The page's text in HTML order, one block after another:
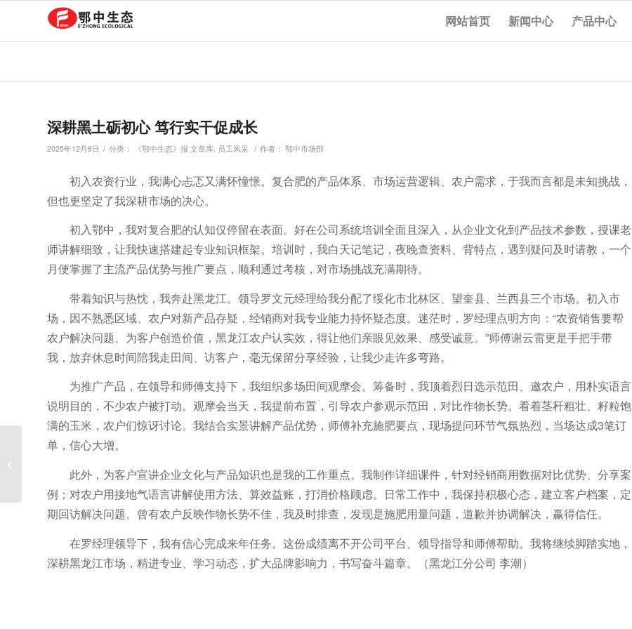
网站首页 新闻中心 产品中心
深耕黑土砺初心 笃行实干促成长
2025年12月8日 / 分类： 《鄂中生态》报 文章库, 员工风采 / 作者： 鄂中市场部
初入农资行业，我满心忐忑又满怀憧憬。复合肥的产品体系、市场运营逻辑、农户需求，于我而言都是未知挑战，
但也更坚定了我深耕市场的决心。
初入鄂中，我对复合肥的认知仅停留在表面。好在公司系统培训全面且深入，从企业文化到产品技术参数，授课老
师讲解细致，让我快速搭建起专业知识框架。培训时，我白天记笔记，夜晚查资料、背特点，遇到疑问及时请教，一个
月便掌握了主流产品优势与推广要点，顺利通过考核，对市场挑战充满期待。
带着知识与热忱，我奔赴黑龙江。领导罗文元经理给我分配了绥化市北林区、望奎县、兰西县三个市场。初入市
场，因不熟悉区域、农户对新产品存疑，经销商对我专业能力持怀疑态度。迷茫时，罗经理点明方向：“农资销售要帮
农户解决问题、为客户创造价值，黑龙江农户认实效，得让他们亲眼见效果、感受诚意。”师傅谢云雷更是手把手带
我，放弃休息时间陪我走田间、访客户，毫无保留分享经验，让我少走许多弯路。
为推广产品，在领导和师傅支持下，我组织多场田间观摩会。筹备时，我顶着烈日选示范田、邀农户，用朴实语言
说明目的，不少农户被打动。观摩会当天，我提前布置，引导农户参观示范田，对比作物长势。看着茎秆粗壮、籽粒饱
满的玉米，农户们惊讶讨论。我结合实景讲解产品优势，师傅补充施肥要点，现场提问环节气氛热烈，当场达成3笔订
单，信心大增。
此外，为客户宣讲企业文化与产品知识也是我的工作重点。我制作详细课件，针对经销商用数据对比优势、分享案
例；对农户用接地气语言讲解使用方法、算效益账，打消价格顾虑。日常工作中，我保持积极心态，建立客户档案，定
期回访解决问题。曾有农户反映作物长势不佳，我及时排查，发现是施肥用量问题，道歉并协调解决，赢得信任。
在罗经理领导下，我有信心完成来年任务。这份成绩离不开公司平台、领导指导和师傅帮助。我将继续脚踏实地，
深耕黑龙江市场，精进专业、学习动态，扩大品牌影响力，书写奋斗篇章。（黑龙江分公司 李潮）
套餐肥解锁“糖心”密码